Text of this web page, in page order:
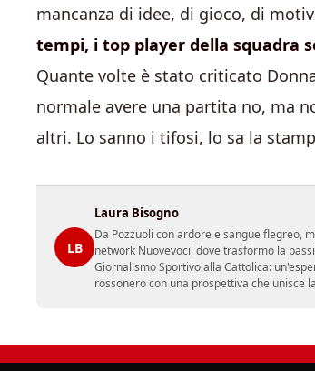
mancanza di idee, di gioco, di
tempi, i top player della squadra
Quante volte è stato criticato
normale avere una partita no, ma
altri. Lo sanno i tifosi, lo sa la
LB
Laura Bisogno
Da Pozzuoli con ardore e sangue flegreo,
network Nuovevoci, dove trasformo la
Giornalismo Sportivo alla Cattolica:
rossonero con una prospettiva che unisce